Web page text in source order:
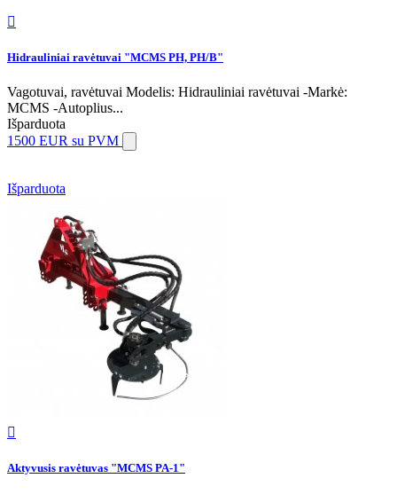

Hidrauliniai ravėtuvai "MCMS PH, PH/B"
Vagotuvai, ravėtuvai Modelis: Hidrauliniai ravėtuvai -Markė:
MCMS -Autoplius...
Išparduota
1500 EUR su PVM
Išparduota

Aktyvusis ravėtuvas "MCMS PA-1"